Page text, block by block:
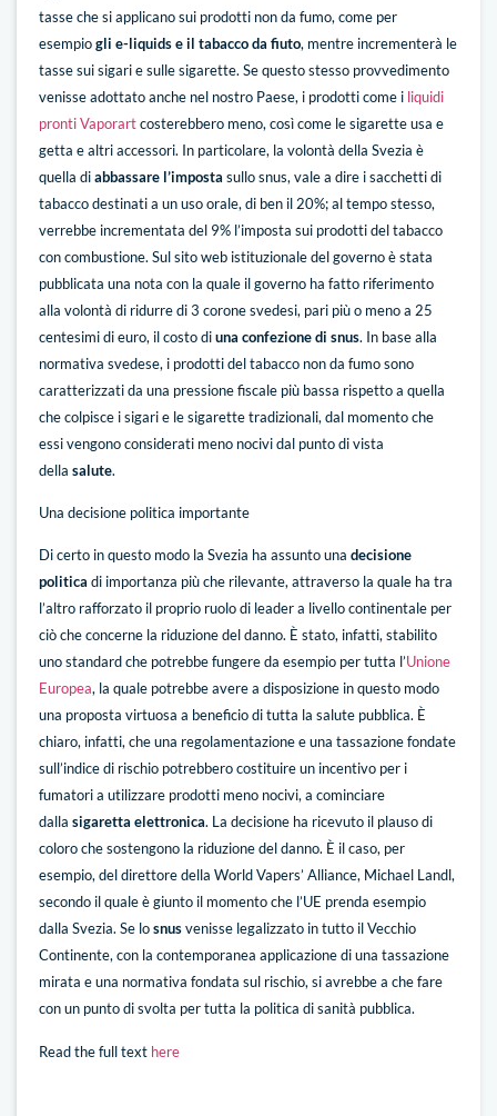
tasse che si applicano sui prodotti non da fumo, come per
esempiogli e-liquids e il tabacco da fiuto, mentre incrementerà le
tasse sui sigari e sulle sigarette. Se questo stesso provvedimento
venisse adottato anche nel nostro Paese, i prodotti come i liquidi
pronti Vaporartcosterebbero meno, così come le sigarette usa e
getta e altri accessori. In particolare, la volontà della Svezia è
quella diabbassare l’imposta sullo snus, vale a dire i sacchetti di
tabacco destinati a un uso orale, di ben il 20%; al tempo stesso,
verrebbe incrementata del 9% l’imposta sui prodotti del tabacco
con combustione. Sul sito web istituzionale del governo è stata
pubblicata una nota con la quale il governo ha fatto riferimento
alla volontà di ridurre di 3 corone svedesi, pari più o meno a 25
centesimi di euro, il costo diuna confezione di snus. In base alla
normativa svedese, i prodotti del tabacco non da fumo sono
caratterizzati da una pressione fiscale più bassa rispetto a quella
che colpisce i sigari e le sigarette tradizionali, dal momento che
essi vengono considerati meno nocivi dal punto di vista
della salute.
Una decisione politica importante
Di certo in questo modo la Svezia ha assunto una decisione
politica di importanza più che rilevante, attraverso la quale ha tra
l’altro rafforzato il proprio ruolo di leader a livello continentale per
ciò che concerne la riduzione del danno. È stato, infatti, stabilito
uno standard che potrebbe fungere da esempio per tutta l’Unione
Europea, la quale potrebbe avere a disposizione in questo modo
una proposta virtuosa a beneficio di tutta la salute pubblica. È
chiaro, infatti, che una regolamentazione e una tassazione fondate
sull’indice di rischio potrebbero costituire un incentivo per i
fumatori a utilizzare prodotti meno nocivi, a cominciare
dalla sigaretta elettronica. La decisione ha ricevuto il plauso di
coloro che sostengono la riduzione del danno. È il caso, per
esempio, del direttore della World Vapers’ Alliance, Michael Landl,
secondo il quale è giunto il momento che l’UE prenda esempio
dalla Svezia. Se losnusvenisse legalizzato in tutto il Vecchio
Continente, con la contemporanea applicazione di una tassazione
mirata e una normativa fondata sul rischio, si avrebbe a che fare
con un punto di svolta per tutta la politica di sanità pubblica.
Read the full text here